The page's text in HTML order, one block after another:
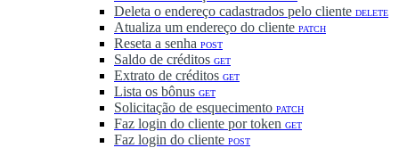
Deleta o endereço cadastrados pelo cliente DELETE
Atualiza um endereço do cliente PATCH
Reseta a senha POST
Saldo de créditos GET
Extrato de créditos GET
Lista os bônus GET
Solicitação de esquecimento PATCH
Faz login do cliente por token GET
Faz login do cliente POST